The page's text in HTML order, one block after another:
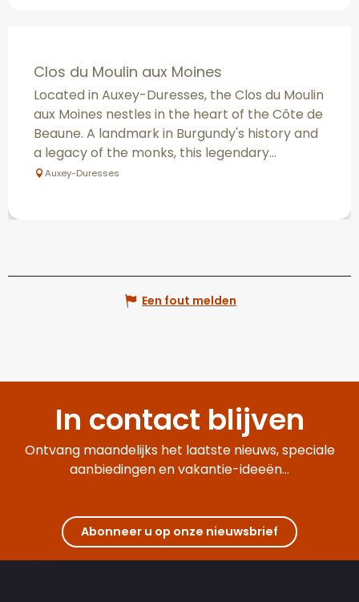
Clos du Moulin aux Moines
Located in Auxey-Duresses, the Clos du Moulin
aux Moines nestles in the heart of the Côte de
Beaune. A landmark in Burgundy's history and
a legacy of the monks, this legendary...
Auxey-Duresses
Een fout melden
In contact blijven
Ontvang maandelijks het laatste nieuws, speciale
aanbiedingen en vakantie-ideeën...
Abonneer u op onze nieuwsbrief